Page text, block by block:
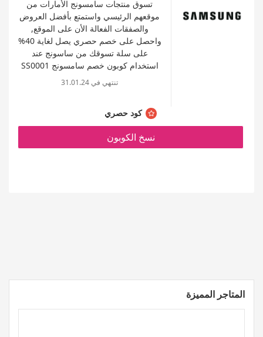
تسوق منتجات سامسونج الأمارات من
موقعهم الرئيسي واستمتع بأفضل العروض
والصفقات الفعالة الأن على الموقع,
واحصل على خصم حصري يصل لغاية 40%
على سلة تسوقك من ساسونج عند
استخدام كوبون خصم سامسونج SS0001
تنتهي في 31.01.24
كود حصري
نسخ الكوبون
المتاجر المميزة